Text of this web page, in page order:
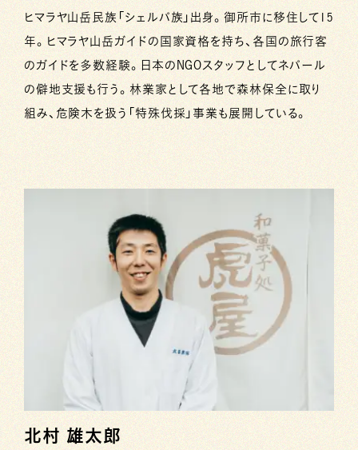
ヒマラヤ山岳民族「シェルパ族」出身。御所市に移住して15
年。ヒマラヤ山岳ガイドの国家資格を持ち、各国の旅行客
のガイドを多数経験。日本のNGOスタッフとしてネパール
の僻地支援も行う。林業家として各地で森林保全に取り
組み、危険木を扱う「特殊伐採」事業も展開している。
北村 雄太郎